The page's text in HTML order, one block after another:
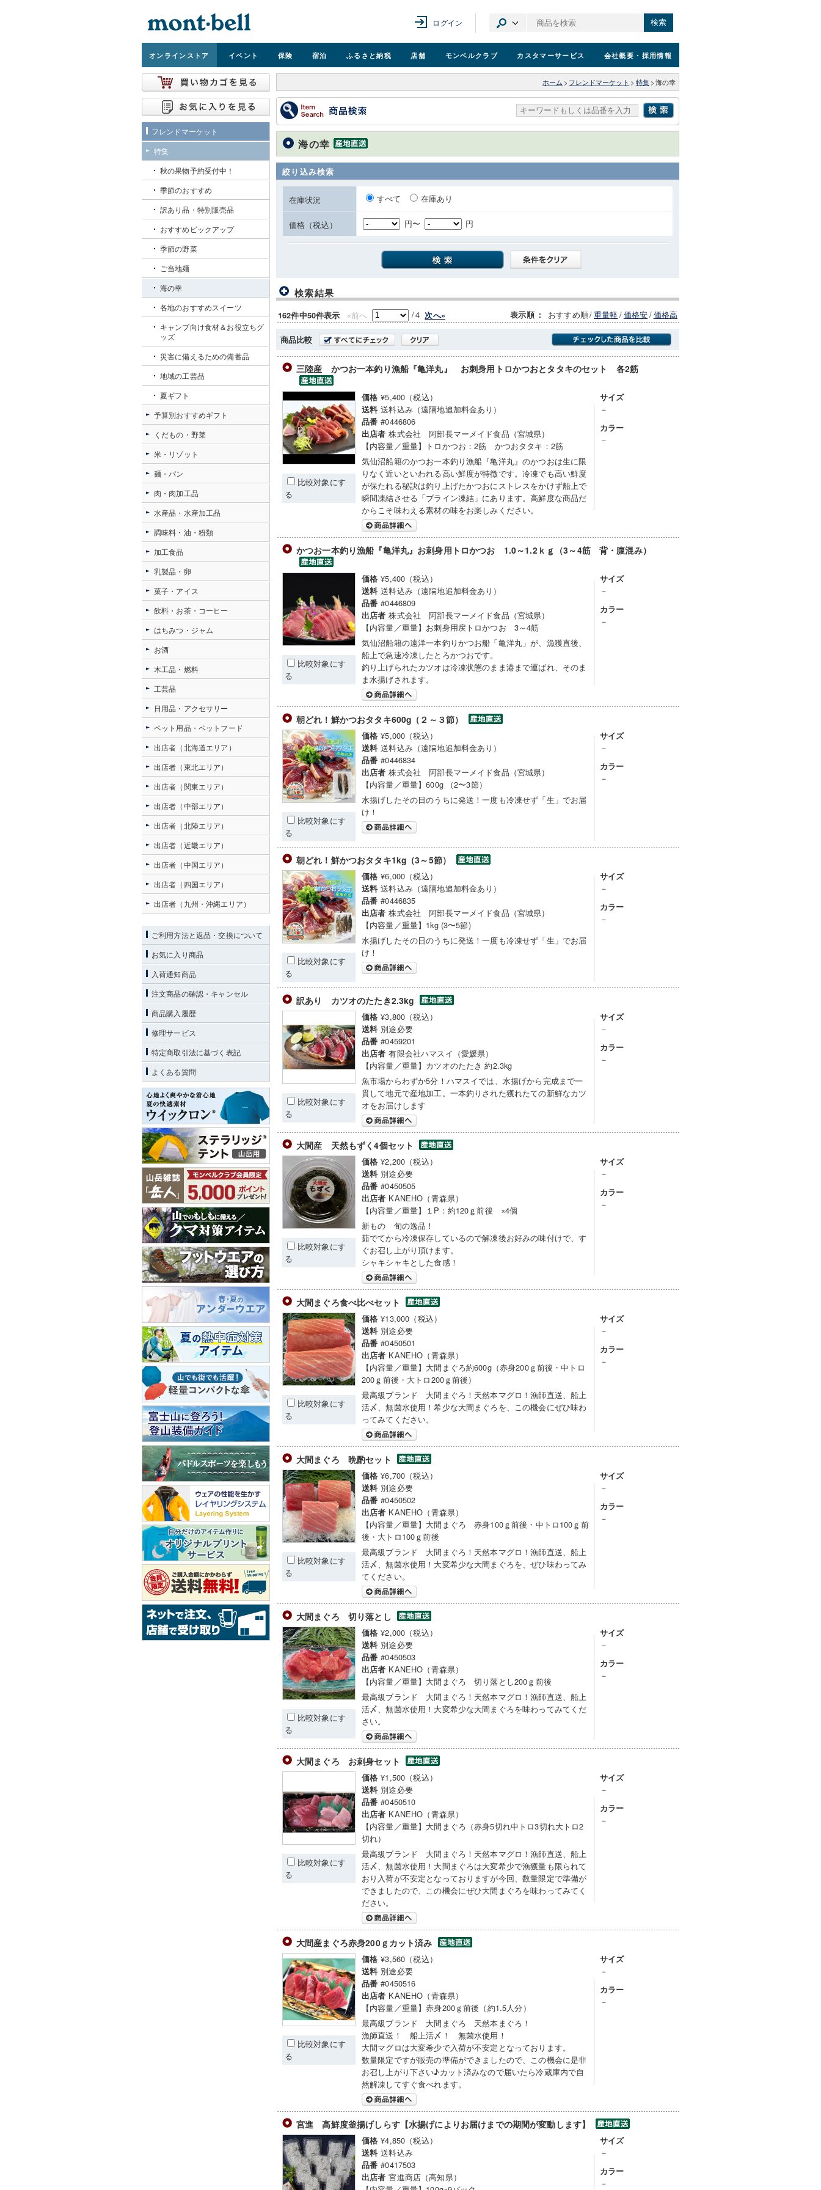
ログイン 検索
オンラインストア イベント 保険 宿泊 ふるさと納税 店舗 モンベルクラブ カスタマーサービス 会社概要 ・採用情報
ホーム > フレンドマーケット > 特集 > 海の幸
海の幸
絞り込み検索
在庫状況 すべて 在庫あり
価格（税込） 円〜 円
検索結果
162件中50件表示 «前へ /4 次へ» 表示順 ： おすすめ順/重量軽/価格安/価格高
商品比較
商品にのみフォーカスする
三陸産 かつお一本釣り漁船『亀洋丸』 お刺身用トロかつおとタタキのセット 各2筋
比較対象にす
る
価格 ¥5,400（税込）
送料 送料込み（遠隔地追加料金あり）
品番 #0446806
出店者 株式会社 阿部長マーメイド食品（宮城県）
【内容量／重量】トロかつお：2筋 かつおタタキ：2筋
気仙沼船籍のかつお一本釣り漁船『亀洋丸』のかつおは生に限
りなく近いといわれる高い鮮度が特徴です。冷凍でも高い鮮度
が保たれる秘訣は釣り上げたかつおにストレスをかけず船上で
瞬間凍結させる「ブライン凍結」にあります。高鮮度な商品だ
からこそ味わえる素材の味をお楽しみください。
サイズ
－
カラー
－
かつお一本釣り漁船『亀洋丸』お刺身用トロかつお 1.0～1.2ｋｇ（3～4筋 背・腹混み）
比較対象にす
る
価格 ¥5,400（税込）
送料 送料込み（遠隔地追加料金あり）
品番 #0446809
出店者 株式会社 阿部長マーメイド食品（宮城県）
【内容量／重量】お刺身用戻トロかつお 3～4筋
気仙沼船籍の遠洋一本釣りかつお船「亀洋丸」が、漁獲直後、
船上で急速冷凍したとろかつおです。
釣り上げられたカツオは冷凍状態のまま港まで運ばれ、そのま
ま水揚げされます。
サイズ
－
カラー
－
朝どれ！鮮かつおタタキ600g（２～３節）
比較対象にす
る
価格 ¥5,000（税込）
送料 送料込み（遠隔地追加料金あり）
品番 #0446834
出店者 株式会社 阿部長マーメイド食品（宮城県）
【内容量／重量】600g （2〜3節）
水揚げしたその日のうちに発送！一度も冷凍せず「生」でお届
け！
サイズ
－
カラー
－
朝どれ！鮮かつおタタキ1kg（3～5節）
比較対象にす
る
価格 ¥6,000（税込）
送料 送料込み（遠隔地追加料金あり）
品番 #0446835
出店者 株式会社 阿部長マーメイド食品（宮城県）
【内容量／重量】1kg (3〜5節)
水揚げしたその日のうちに発送！一度も冷凍せず「生」でお届
け！
サイズ
－
カラー
－
訳あり カツオのたたき2.3kg
比較対象にす
る
価格 ¥3,800（税込）
送料 別途必要
品番 #0459201
出店者 有限会社ハマスイ（愛媛県）
【内容量／重量】カツオのたたき 約2.3kg
魚市場からわずか5分！ハマスイでは、水揚げから完成まで一
貫して地元で産地加工。一本釣りされた獲れたての新鮮なカツ
オをお届けします
サイズ
－
カラー
－
大間産 天然もずく4個セット
比較対象にす
る
価格 ¥2,200（税込）
送料 別途必要
品番 #0450505
出店者 KANEHO（青森県）
【内容量／重量】１P：約120ｇ前後 ×4個
新もの 旬の逸品！
茹でてから冷凍保存しているので解凍後お好みの味付けで、す
ぐお召し上がり頂けます。
シャキシャキとした食感！
サイズ
－
カラー
－
大間まぐろ食べ比べセット
比較対象にす
る
価格 ¥13,000（税込）
送料 別途必要
品番 #0450501
出店者 KANEHO（青森県）
【内容量／重量】大間まぐろ約600g（赤身200ｇ前後・中トロ
200ｇ前後・大トロ200ｇ前後）
最高級ブランド 大間まぐろ！天然本マグロ！漁師直送、船上
活〆、無菌水使用！希少な大間まぐろを、この機会にぜひ味わ
ってみてください。
サイズ
－
カラー
－
大間まぐろ 晩酌セット
比較対象にす
る
価格 ¥6,700（税込）
送料 別途必要
品番 #0450502
出店者 KANEHO（青森県）
【内容量／重量】大間まぐろ 赤身100ｇ前後・中トロ100ｇ前
後・大トロ100ｇ前後
最高級ブランド 大間まぐろ！天然本マグロ！漁師直送、船上
活〆、無菌水使用！大変希少な大間まぐろを、ぜひ味わってみ
てください。
サイズ
－
カラー
－
大間まぐろ 切り落とし
比較対象にす
る
価格 ¥2,000（税込）
送料 別途必要
品番 #0450503
出店者 KANEHO（青森県）
【内容量／重量】大間まぐろ 切り落とし200ｇ前後
最高級ブランド 大間まぐろ！天然本マグロ！漁師直送、船上
活〆、無菌水使用！大変希少な大間まぐろを味わってみてくだ
さい。
サイズ
－
カラー
－
大間まぐろ お刺身セット
比較対象にす
る
価格 ¥1,500（税込）
送料 別途必要
品番 #0450510
出店者 KANEHO（青森県）
【内容量／重量】大間まぐろ（赤身5切れ中トロ3切れ大トロ2
切れ）
最高級ブランド 大間まぐろ！天然本マグロ！漁師直送、船上
活〆、無菌水使用！大間まぐろは大変希少で漁獲量も限られて
おり入荷が不安定となっておりますが今回、数量限定で準備が
できましたので、この機会にぜひ大間まぐろを味わってみてく
ださい。
サイズ
－
カラー
－
大間産まぐろ赤身200ｇカット済み
比較対象にす
る
価格 ¥3,560（税込）
送料 別途必要
品番 #0450516
出店者 KANEHO（青森県）
【内容量／重量】赤身200ｇ前後（約1.5人分）
最高級ブランド 大間まぐろ 天然本まぐろ！
漁師直送！ 船上活〆！ 無菌水使用！
大間マグロは大変希少で入荷が不安定となっております。
数量限定ですが販売の準備ができましたので、この機会に是非
お召し上がり下さい♪カット済みなので届いたら冷蔵庫内で自
然解凍してすぐ食べれます。
サイズ
－
カラー
－
宮進 高鮮度釜揚げしらす【水揚げによりお届けまでの期間が変動します】
価格 ¥4,850（税込）
送料 送料込み
品番 #0417503
出店者 宮進商店（高知県）
サイズ
－
カラー
－
フレンドマーケット
特集
秋の果物予約受付中！
季節のおすすめ
訳あり品・特別販売品
おすすめピックアップ
季節の野菜
ご当地麺
海の幸
各地のおすすめスイーツ
キャンプ向け食材＆お役立ちグ
ッズ
災害に備えるための備蓄品
地域の工芸品
夏ギフト
予算別おすすめギフト
くだもの・野菜
米・リゾット
麺・パン
肉・肉加工品
水産品・水産加工品
調味料・油・粉類
加工食品
乳製品・卵
菓子・アイス
飲料・お茶・コーヒー
はちみつ・ジャム
お酒
木工品・燃料
工芸品
日用品・アクセサリー
ペット用品・ペットフード
出店者（北海道エリア）
出店者（東北エリア）
出店者（関東エリア）
出店者（中部エリア）
出店者（北陸エリア）
出店者（近畿エリア）
出店者（中国エリア）
出店者（四国エリア）
出店者（九州・沖縄エリア）
ご利用方法と返品・交換について
お気に入り商品
入荷通知商品
注文商品の確認・キャンセル
商品購入履歴
修理サービス
特定商取引法に基づく表記
よくある質問